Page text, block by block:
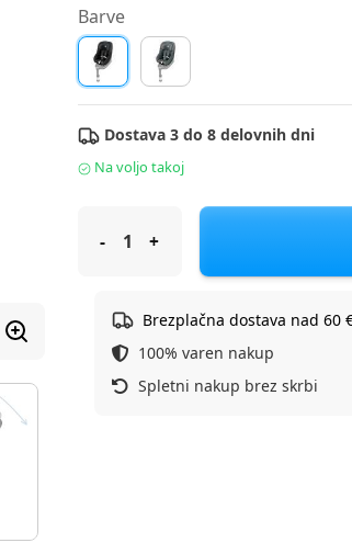
Barve
Dostava 3 do 8 delovnih dni
Na voljo takoj
Maxi Cosi Avtosedež 61-105 cm
Brezplačna dostava nad 60
100% varen nakup
Spletni nakup brez skrbi